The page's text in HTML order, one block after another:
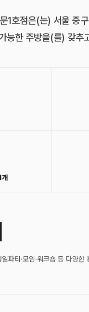
1호점은(는) 서울 중
능한 주방을(를) 갖추
개
파티·모임·워크숍 등 다양한